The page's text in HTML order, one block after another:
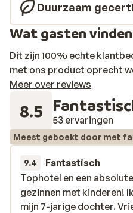
Duurzaam
Wat gasten vinden
Dit zijn 100% echte
met ons product oprecht
Meer over reviews
8.5 53 ervaringen
Meest geboekt door met
9.4 Fantastisch
Tophotel en een
gezinnen met kinderen!
mijn 7-jarige dochter.
Tophotel en een
gezinnen met kinderen!
mijn 7-jarige dochter.